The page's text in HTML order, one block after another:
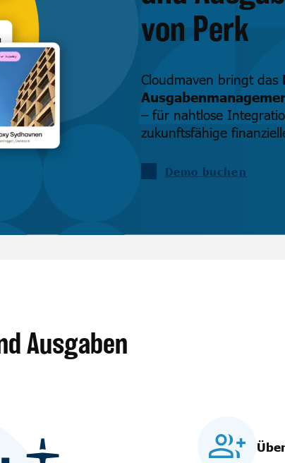
von Perk
Cloudmaven bringt das
– für nahtlose
zukunftsfähige
Demo buchen
Ausgaben